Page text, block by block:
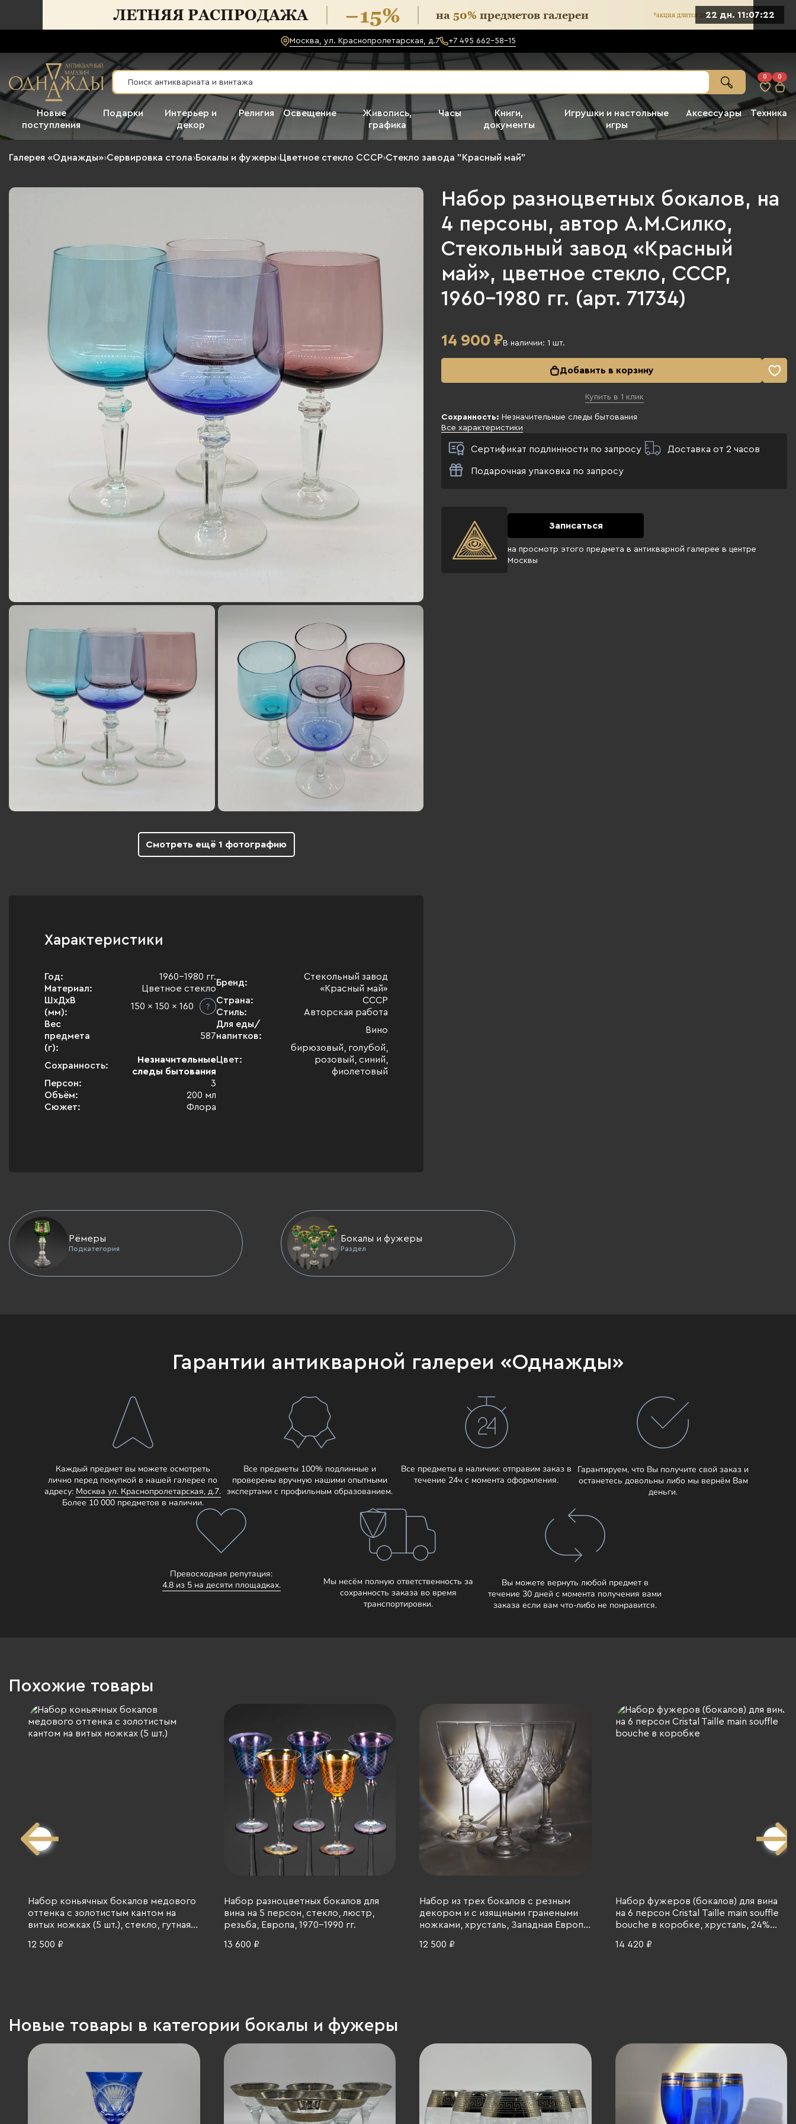
22 дн. 11:07:20
Москва, ул. Краснопролетарская, д.7 +7 495 662-58-15
0 0
Новые
поступления
Подарки
Интерьер и
декор
Религия Освещение
Живопись,
графика
Часы
Книги,
документы
Игрушки и настольные
игры
Аксессуары Техника
Галерея «Однажды»›Сервировка стола›Бокалы и фужеры›Цветное стекло СССР›Стекло завода "Красный май"
Смотреть ещё 1 фотографию
Набор разноцветных бокалов, на
4 персоны, автор А.М.Силко,
Стекольный завод «Красный
май», цветное стекло, СССР,
1960-1980 гг. (арт. 71734)
14 900 ₽В наличии: 1 шт.
Добавить в корзину
Купить в 1 клик
Сохранность: Незначительные следы бытования
Все характеристики
Сертификат подлинности по запросу Доставка от 2 часов
Подарочная упаковка по запросу
Записаться
на просмотр этого предмета в антикварной галерее в центре
Москвы
Характеристики
Год:
1960-1980 гг.
Материал:
Цветное стекло
ШхДхВ
(мм):
150 x 150 x 160
Вес
предмета
(г):
587
Сохранность:
Незначительные
следы бытования
Персон:
3
Объём:
200 мл
Сюжет:
Флора
Бренд:
Стекольный завод
«Красный май»
Страна:
СССР
Стиль:
Авторская работа
Для еды/
напитков:
Вино
Цвет:
бирюзовый, голубой,
розовый, синий,
фиолетовый
Рёмеры
Подкатегория
Бокалы и фужеры
Раздел
Гарантии антикварной галереи «Однажды»
Каждый предмет вы можете осмотреть
лично перед покупкой в нашей галерее по
адресу: Москва ул. Краснопролетарская, д.7.
Более 10 000 предметов в наличии.
Все предметы 100% подлинные и
проверены вручную нашими опытными
экспертами с профильным образованием.
Все предметы в наличии: отправим заказ в
течение 24ч с момента оформления.
Гарантируем, что Вы получите свой заказ и
останетесь довольны либо мы вернём Вам
деньги.
Превосходная репутация:
4.8 из 5 на десяти площадках.
Мы несём полную ответственность за
сохранность заказа во время
транспортировки.
Вы можете вернуть любой предмет в
течение 30 дней с момента получения вами
заказа если вам что-либо не понравится.
Похожие товары
Набор коньячных бокалов медового
оттенка с золотистым кантом на
витых ножках (5 шт.), стекло, гутная
1970-1990 гг.
12 500 ₽
Набор разноцветных бокалов для
вина на 5 персон, стекло, люстр,
резьба, Европа, 1970-1990 гг.
13 600 ₽
Набор из трех бокалов с резным
декором и с изящными гранеными
ножками, хрусталь, Западная Европа,
12 500 ₽
Набор фужеров (бокалов) для вина
на 6 персон Cristal Taille main souffle
bouche в коробке, хрусталь, 24%
14 420 ₽
Новые товары в категории бокалы и фужеры